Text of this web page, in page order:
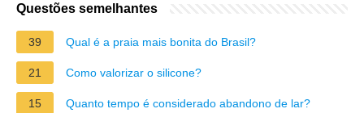
Questões semelhantes
39 Qual é a praia mais bonita do Brasil?
21 Como valorizar o silicone?
15 Quanto tempo é considerado abandono de lar?